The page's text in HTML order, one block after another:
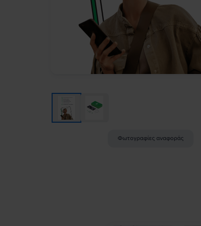
Φωτογραφίες αναφοράς